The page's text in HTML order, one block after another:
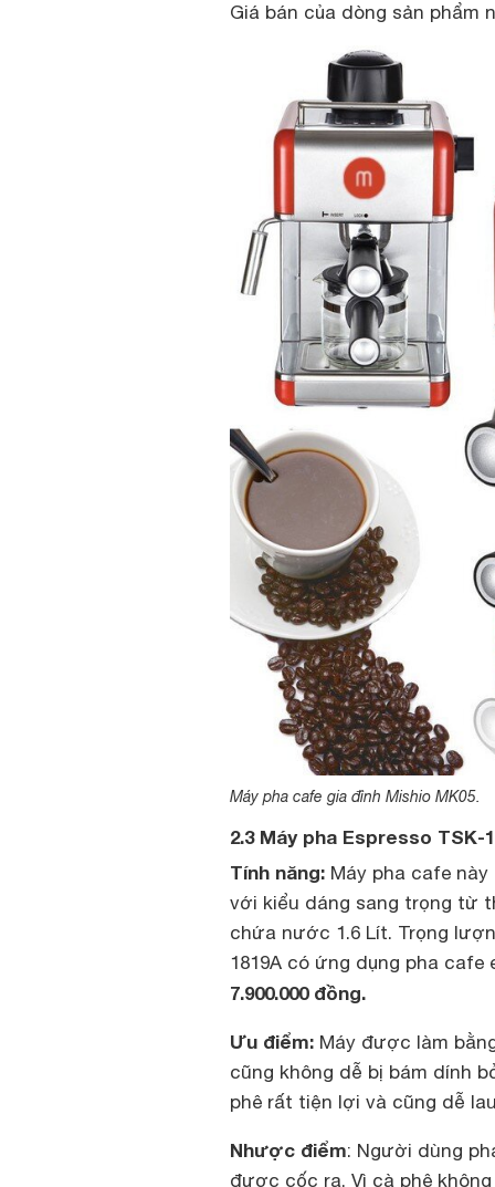
Giá bán của dòng sản phẩm
Máy pha cafe gia đình Mishio MK05.
2.3 Máy pha Espresso
Tính năng: Máy pha cafe
với kiểu dáng sang trọng từ
chứa nước 1.6 Lít. Trọng
1819A có ứng dụng pha
7.900.000 đồng.
Ưu điểm: Máy được làm
cũng không dễ bị bám dính
phê rất tiện lợi và cũng dễ
Nhược điểm: Người dùng
được cốc ra. Vì cà phê